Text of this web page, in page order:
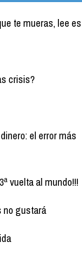
te mueras, lee
crisis?
el error más
vuelta al mundo!!!
no gustará